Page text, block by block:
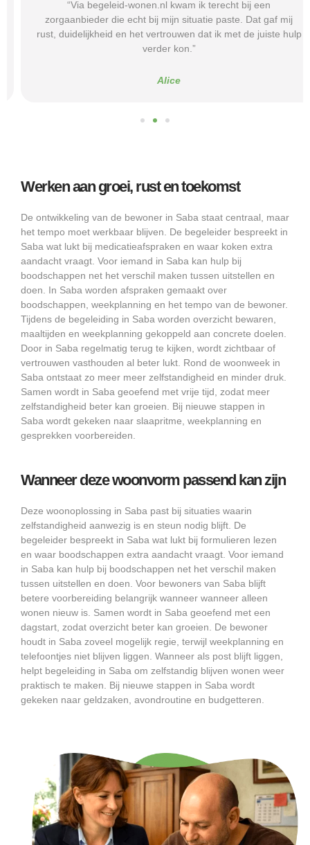
“Via begeleid-wonen.nl kwam ik terecht bij een
zorgaanbieder die echt bij mijn situatie paste. Dat gaf mij
rust, duidelijkheid en het vertrouwen dat ik met de juiste hulp
verder kon.”
Alice
Werken aan groei, rust en toekomst
De ontwikkeling van de bewoner in Saba staat centraal, maar
het tempo moet werkbaar blijven. De begeleider bespreekt in
Saba wat lukt bij medicatieafspraken en waar koken extra
aandacht vraagt. Voor iemand in Saba kan hulp bij
boodschappen net het verschil maken tussen uitstellen en
doen. In Saba worden afspraken gemaakt over
boodschappen, weekplanning en het tempo van de bewoner.
Tijdens de begeleiding in Saba worden overzicht bewaren,
maaltijden en weekplanning gekoppeld aan concrete doelen.
Door in Saba regelmatig terug te kijken, wordt zichtbaar of
vertrouwen vasthouden al beter lukt. Rond de woonweek in
Saba ontstaat zo meer meer zelfstandigheid en minder druk.
Samen wordt in Saba geoefend met vrije tijd, zodat meer
zelfstandigheid beter kan groeien. Bij nieuwe stappen in
Saba wordt gekeken naar slaapritme, weekplanning en
gesprekken voorbereiden.
Wanneer deze woonvorm passend kan zijn
Deze woonoplossing in Saba past bij situaties waarin
zelfstandigheid aanwezig is en steun nodig blijft. De
begeleider bespreekt in Saba wat lukt bij formulieren lezen
en waar boodschappen extra aandacht vraagt. Voor iemand
in Saba kan hulp bij boodschappen net het verschil maken
tussen uitstellen en doen. Voor bewoners van Saba blijft
betere voorbereiding belangrijk wanneer wanneer alleen
wonen nieuw is. Samen wordt in Saba geoefend met een
dagstart, zodat overzicht beter kan groeien. De bewoner
houdt in Saba zoveel mogelijk regie, terwijl weekplanning en
telefoontjes niet blijven liggen. Wanneer als post blijft liggen,
helpt begeleiding in Saba om zelfstandig blijven wonen weer
praktisch te maken. Bij nieuwe stappen in Saba wordt
gekeken naar geldzaken, avondroutine en budgetteren.